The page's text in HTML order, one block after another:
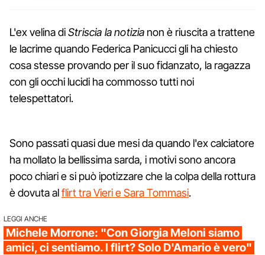
L'ex velina diStriscia la notizia non è riuscita a trattene
le lacrime quando Federica Panicucci gli ha chiesto
cosa stesse provando per il suo fidanzato, la ragazza
con gli occhi lucidi ha commosso tutti noi
telespettatori.
Sono passati quasi due mesi da quando l'ex calciatore
ha mollato la bellissima sarda, i motivi sono ancora
poco chiari e si può ipotizzare che la colpa della rottura
è dovuta alflirt tra Vieri e Sara Tommasi.
LEGGI ANCHE
Michele Morrone: "Con Giorgia Meloni siamo
amici, ci sentiamo. I flirt? Solo D'Amario è vero"